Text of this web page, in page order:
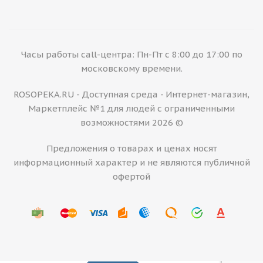
Часы работы call-центра: Пн-Пт с 8:00 до 17:00 по
московскому времени.
ROSOPEKA.RU - Доступная среда - Интернет-магазин,
Маркетплейс №1 для людей с ограниченными
возможностями 2026 ©
Предложения о товарах и ценах носят
информационный характер и не являются публичной
офертой